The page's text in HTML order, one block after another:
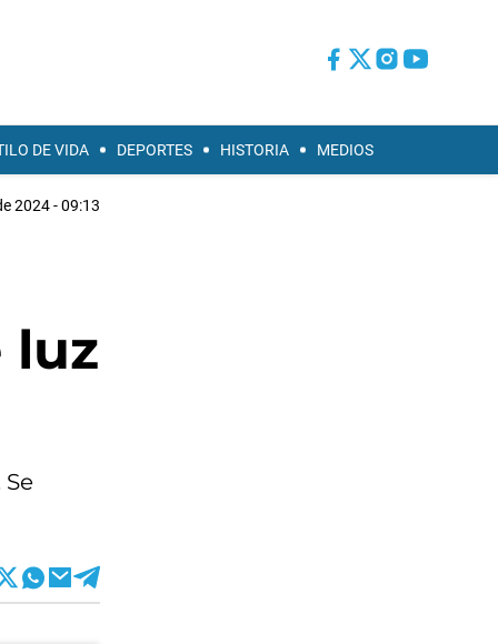
DE VIDA DEPORTES HISTORIA MEDIOS
2024 - 09:13
luz